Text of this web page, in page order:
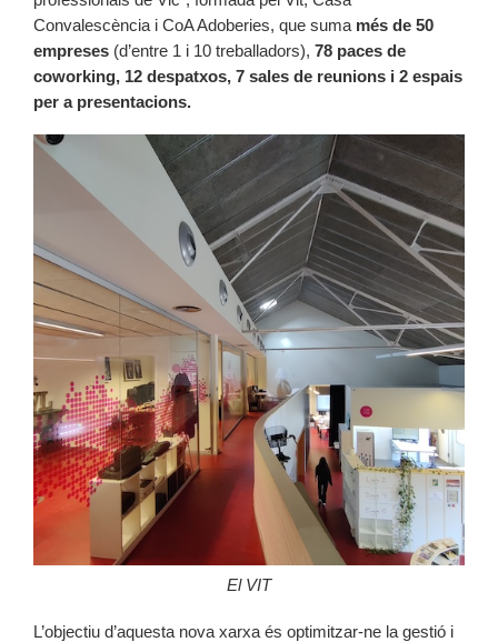
Convalescència i CoA Adoberies, que suma més de 50
empreses (d’entre 1 i 10 treballadors), 78 paces de
coworking, 12 despatxos, 7 sales de reunions i 2 espais
per a presentacions.
El VIT
L’objectiu d’aquesta nova xarxa és optimitzar-ne la gestió i